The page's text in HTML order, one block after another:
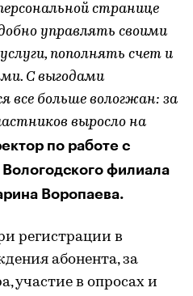
странице
управлять своими
пополнять счет и
С выгодами
все больше вологжан: за
выросло на
по работе с
филиала
Воропаева.
регистрации в
абонента, за
участие в опросах и